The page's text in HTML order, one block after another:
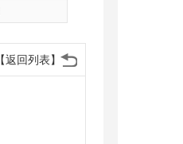
【返回列表】